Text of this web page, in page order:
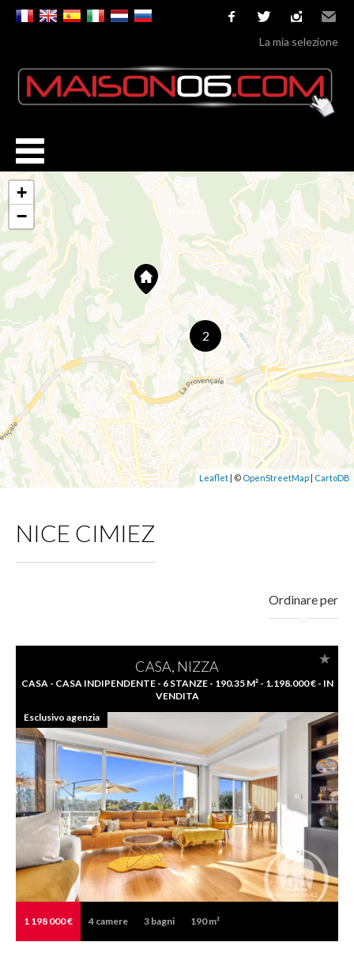
facebooktwitterinstagram
Email
La mia selezione
2
+
−
Leaflet | © OpenStreetMap| CartoDB
NICE CIMIEZ
Ordinare per
CASA, NIZZA
CASA - CASA INDIPENDENTE - 6 STANZE - 190.35 M² - 1.198.000 € - IN
VENDITA
1 198 000 € 4 camere 3 bagni 190 m²
Esclusivo agenzia